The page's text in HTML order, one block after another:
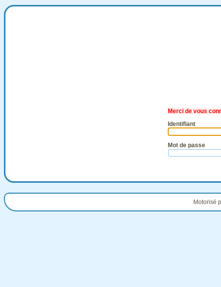
Merci de vous
Identifiant
Mot de passe
Motorisé